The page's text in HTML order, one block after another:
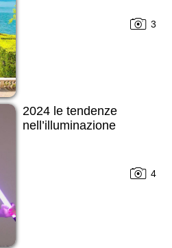
3
2024 le tendenze
nell’illuminazione
4